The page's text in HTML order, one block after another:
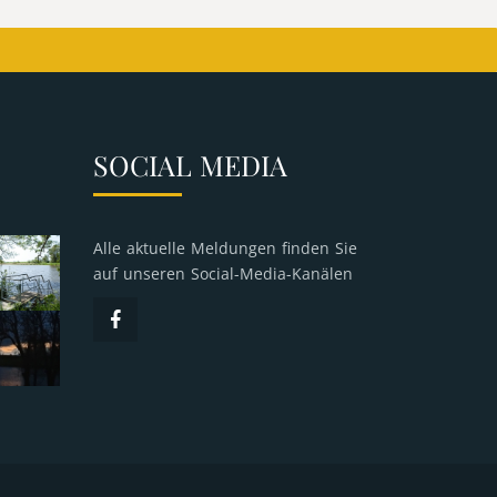
SOCIAL MEDIA
Alle aktuelle Meldungen finden Sie
auf unseren Social-Media-Kanälen